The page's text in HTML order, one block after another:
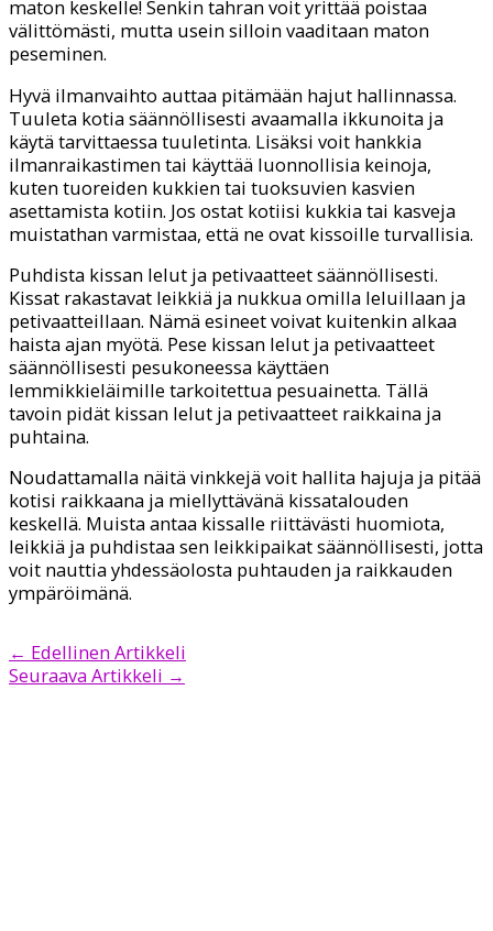
maton keskelle! Senkin tahran voit yrittää poistaa
välittömästi, mutta usein silloin vaaditaan maton
peseminen.
Hyvä ilmanvaihto auttaa pitämään hajut hallinnassa.
Tuuleta kotia säännöllisesti avaamalla ikkunoita ja
käytä tarvittaessa tuuletinta. Lisäksi voit hankkia
ilmanraikastimen tai käyttää luonnollisia keinoja,
kuten tuoreiden kukkien tai tuoksuvien kasvien
asettamista kotiin. Jos ostat kotiisi kukkia tai kasveja
muistathan varmistaa, että ne ovat kissoille turvallisia.
Puhdista kissan lelut ja petivaatteet säännöllisesti.
Kissat rakastavat leikkiä ja nukkua omilla leluillaan ja
petivaatteillaan. Nämä esineet voivat kuitenkin alkaa
haista ajan myötä. Pese kissan lelut ja petivaatteet
säännöllisesti pesukoneessa käyttäen
lemmikkieläimille tarkoitettua pesuainetta. Tällä
tavoin pidät kissan lelut ja petivaatteet raikkaina ja
puhtaina.
Noudattamalla näitä vinkkejä voit hallita hajuja ja pitää
kotisi raikkaana ja miellyttävänä kissatalouden
keskellä. Muista antaa kissalle riittävästi huomiota,
leikkiä ja puhdistaa sen leikkipaikat säännöllisesti, jotta
voit nauttia yhdessäolosta puhtauden ja raikkauden
ympäröimänä.
← Edellinen Artikkeli
Seuraava Artikkeli →